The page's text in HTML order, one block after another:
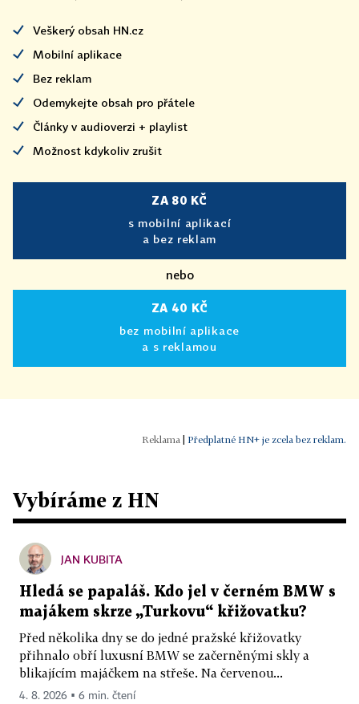
Veškerý obsah HN.cz
Mobilní aplikace
Bez reklam
Odemykejte obsah pro přátele
Články v audioverzi + playlist
Možnost kdykoliv zrušit
ZA 80 KČ
s mobilní aplikací
a bez reklam
nebo
ZA 40 KČ
bez mobilní aplikace
a s reklamou
Předplatné HN+ je zcela bez reklam.
Vybíráme z HN
JAN KUBITA
Hledá se papaláš. Kdo jel v černém BMW s
majákem skrze „Turkovu“ křižovatku?
Před několika dny se do jedné pražské křižovatky
přihnalo obří luxusní BMW se začerněnými skly a
blikajícím majáčkem na střeše. Na červenou...
4. 8. 2026 ▪ 6 min. čtení